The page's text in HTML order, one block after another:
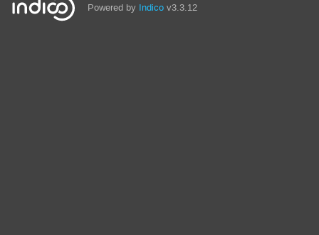
Powered by Indico v3.3.12